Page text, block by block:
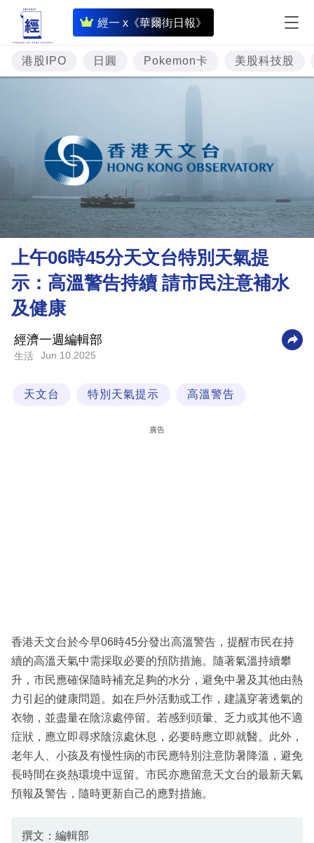
經一 x《華爾街日報》
即
時
財
經
投
資
樓
市
理
財
商
科
技
場
港股IPO 日圓 Pokemon卡 美股科技股
上午06時45分天文台特別天氣提
示：高溫警告持續 請市民注意補水
及健康
經濟一週編輯部
生活 Jun 10 2025
天文台 特別天氣提示 高溫警告
廣告
香港天文台於今早06時45分發出高溫警告，提醒市民在持
續的高溫天氣中需採取必要的預防措施。隨著氣溫持續攀
升，市民應確保隨時補充足夠的水分，避免中暑及其他由熱
力引起的健康問題。如在戶外活動或工作，建議穿著透氣的
衣物，並盡量在陰涼處停留。若感到頭暈、乏力或其他不適
症狀，應立即尋求陰涼處休息，必要時應立即就醫。此外，
老年人、小孩及有慢性病的市民應特別注意防暑降溫，避免
長時間在炎熱環境中逗留。市民亦應留意天文台的最新天氣
預報及警告，隨時更新自己的應對措施。
撰文：編輯部